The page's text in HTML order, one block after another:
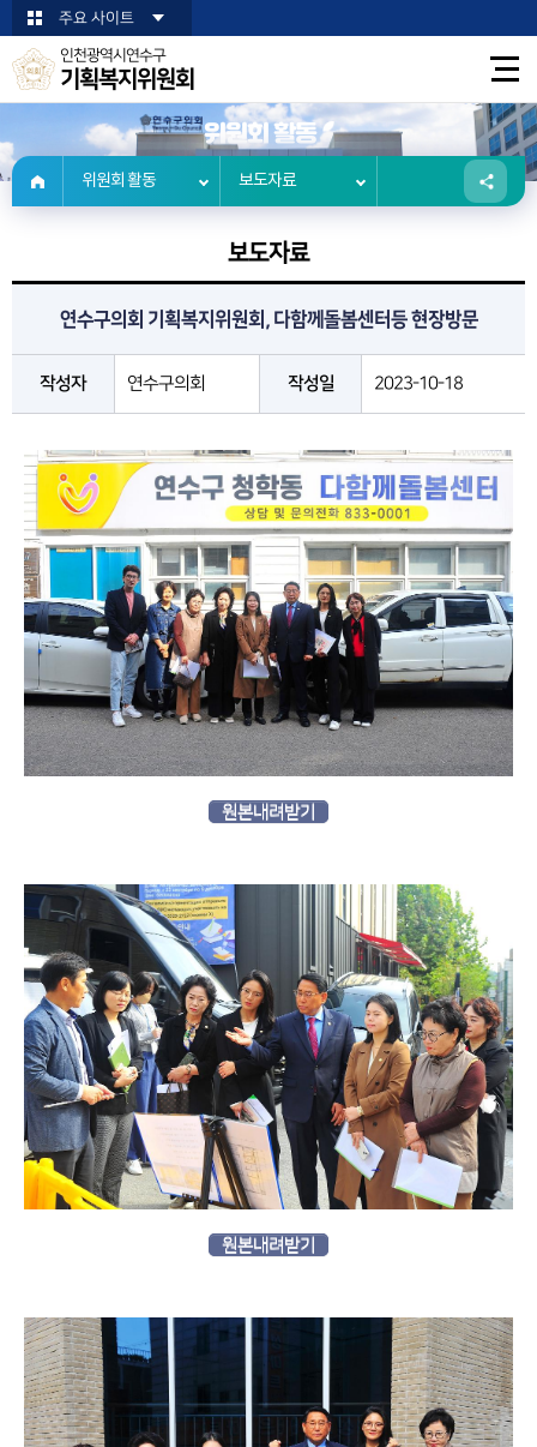
본문바로가기주요 사이트
인천광역시연수구
기획복지위원회
위원회 활동
위원회 활동 보도자료
보도자료
연수구의회 기획복지위원회, 다함께돌봄센터등 현장방문
작성자 연수구의회 작성일 2023-10-18
원본내려받기
원본내려받기